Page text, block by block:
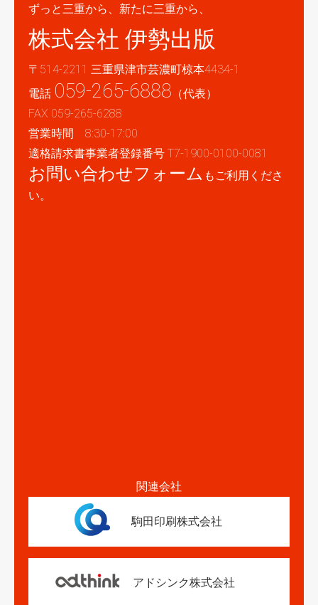
ずっと三重から、新たに三重から、
株式会社 伊勢出版
〒514-2211 三重県津市芸濃町椋本4434-1
電話 059-265-6888 （代表）
FAX 059-265-6288
営業時間 8:30-17:00
適格請求書事業者登録番号 T7-1900-0100-0081
お問い合わせフォーム もご利用くださ
い。
関連会社
駒田印刷株式会社
アドシンク株式会社